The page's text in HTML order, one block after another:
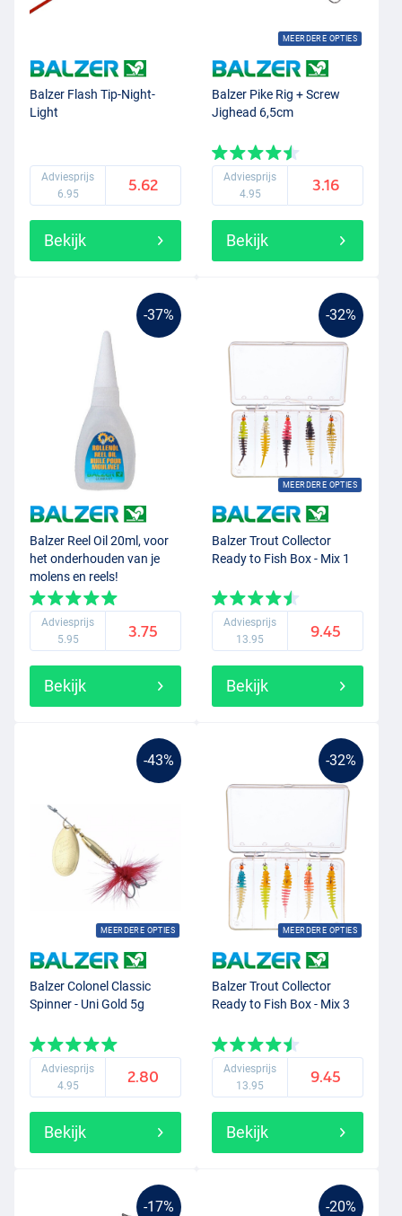
Balzer Flash Tip-Night-
Light
Adviesprijs
6.95
5.62
Bekijk
MEERDERE OPTIES
Balzer Pike Rig + Screw
Jighead 6,5cm
Adviesprijs
4.95
3.16
Bekijk
-37%
Balzer Reel Oil 20ml, voor
het onderhouden van je
molens en reels!
Adviesprijs
5.95
3.75
Bekijk
-32%
MEERDERE OPTIES
Balzer Trout Collector
Ready to Fish Box - Mix 1
Adviesprijs
13.95
9.45
Bekijk
-43%
MEERDERE OPTIES
Balzer Colonel Classic
Spinner - Uni Gold 5g
Adviesprijs
4.95
2.80
Bekijk
-32%
MEERDERE OPTIES
Balzer Trout Collector
Ready to Fish Box - Mix 3
Adviesprijs
13.95
9.45
Bekijk
-17% -20%